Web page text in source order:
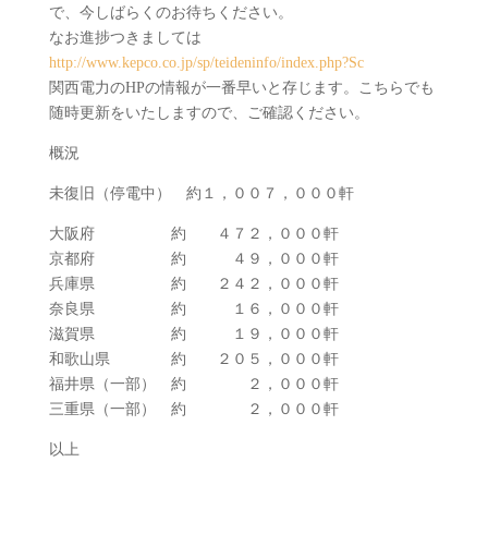
で、今しばらくのお待ちください。
なお進捗つきましては
http://www.kepco.co.jp/sp/teideninfo/index.php?Sc
関西電力のHPの情報が一番早いと存じます。こちらでも
随時更新をいたしますので、ご確認ください。
概況
未復旧（停電中） 約１，００７，０００軒
大阪府 約 ４７２，０００軒
京都府 約 ４９，０００軒
兵庫県 約 ２４２，０００軒
奈良県 約 １６，０００軒
滋賀県 約 １９，０００軒
和歌山県 約 ２０５，０００軒
福井県（一部） 約 ２，０００軒
三重県（一部） 約 ２，０００軒
以上